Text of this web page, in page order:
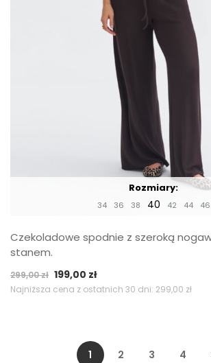
Rozmiary:
34 36 38 40 42 44 46
Czekoladowe spodnie z szeroką
stanem.
299,00zł Pierwotna
cena
199,00 złAktualna
cena
Najniższa cena z ostatnich 30 dni: 299,00 zł
1 2 3 4